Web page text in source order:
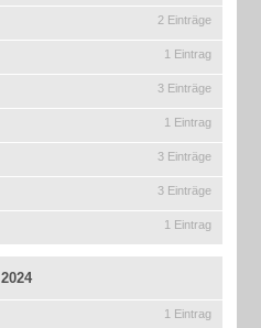
2 Einträge
1 Eintrag
3 Einträge
1 Eintrag
3 Einträge
3 Einträge
1 Eintrag
2024
1 Eintrag